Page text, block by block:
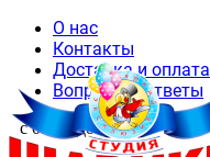
О нас
Контакты
Доставка и оплата
Вопросы и ответы
с 09-00 до 20-00